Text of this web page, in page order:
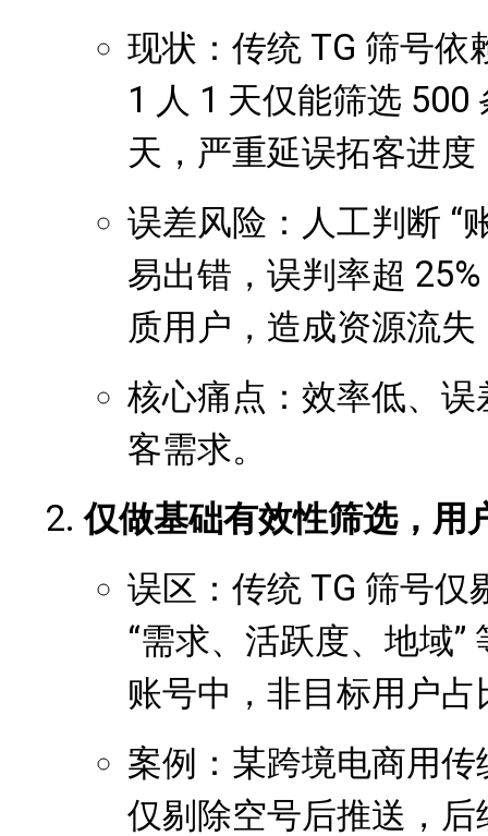
现状：传统 TG 筛号依
1 人 1 天仅能筛选 500
天，严重延误拓客进度
误差风险：人工判断 “
易出错，误判率超
质用户，造成资源流失
核心痛点：效率低、
客需求。
仅做基础有效性筛选，用
误区：传统 TG 筛号仅
“需求、活跃度、地域
账号中，非目标用户占
案例：某跨境电商用
仅剔除空号后推送，后